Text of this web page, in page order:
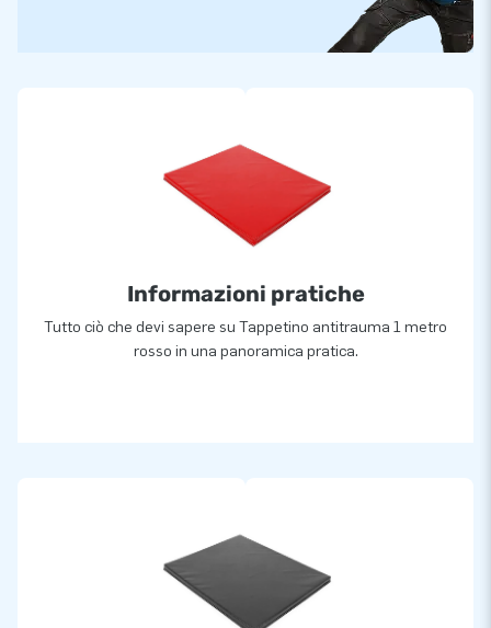
Informazioni pratiche
Tutto ciò che devi sapere su Tappetino antitrauma 1 metro
rosso in una panoramica pratica.